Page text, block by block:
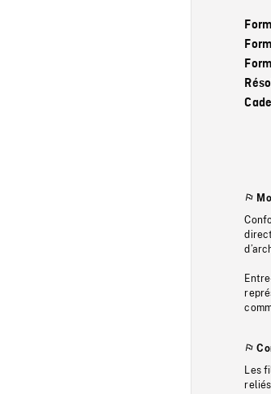
Les